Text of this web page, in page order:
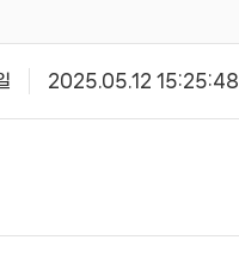
2025.05.12 15:25:48